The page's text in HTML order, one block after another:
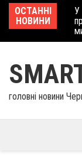
Skip
content
ОСТАННІ
НОВИНИ
У
головні новини